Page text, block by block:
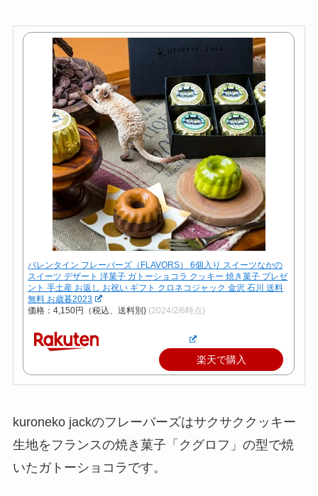
バレンタイン フレーバーズ（FLAVORS） 6個入り スイーツなかの
スイーツ デザート 洋菓子 ガトーショコラ クッキー 焼き菓子 プレゼ
ント 手土産 お返し お祝い ギフト クロネコジャック 金沢 石川 送料
無料 お歳暮2023
価格：4,150円（税込、送料別) (2024/2/6時点)
楽天で購入
kuroneko jackのフレーバーズはサクサククッキー
生地をフランスの焼き菓子「クグロフ」の型で焼
いたガトーショコラです。